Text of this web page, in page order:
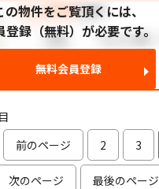
の物件をご覧頂くには、
登録（無料）が必要です。
無料会員登録
前のページ 2 3
次のページ 最後のページ